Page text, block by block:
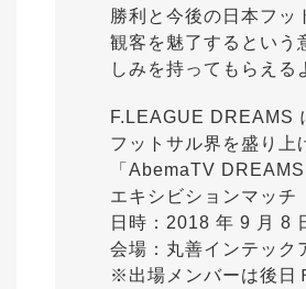
勝利と今後の日本フッ
観客を魅了するという
しみを持ってもらえる
F.LEAGUE DREAMS
フットサル界を盛り上
「AbemaTV
エキシビションマッ
日時：2018 年 9 月 8
会場：丸善インテック
※出場メンバーは後日